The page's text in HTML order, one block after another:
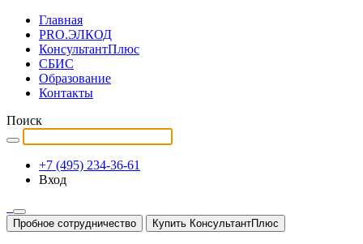
Главная
PRO.ЭЛКОД
КонсультантПлюс
СБИС
Образование
Контакты
Поиск
+7 (495) 234-36-61
Вход
Пробное сотрудничество Купить КонсультантПлюс